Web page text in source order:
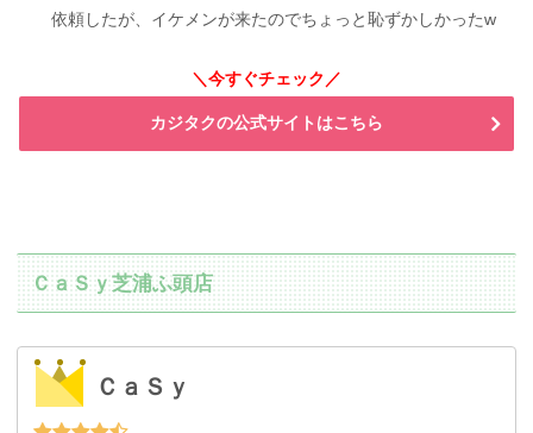
依頼したが、イケメンが来たのでちょっと恥ずかしかったw
＼今すぐチェック／
カジタクの公式サイトはこちら
ＣａＳｙ芝浦ふ頭店
ＣａＳｙ